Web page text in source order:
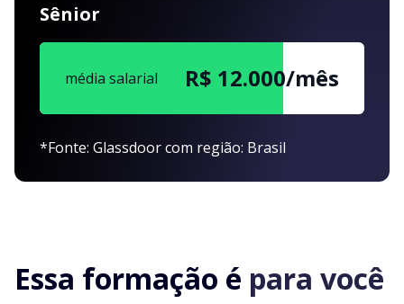
Sênior
média salarial R$ 12.000/mês
*Fonte: Glassdoor com região: Brasil
Essa formação é para você